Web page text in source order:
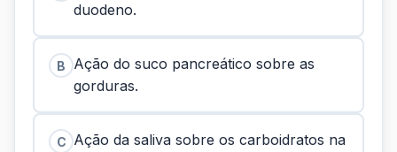
duodeno.
B
Ação do suco pancreático sobre as
gorduras.
C Ação da saliva sobre os carboidratos na